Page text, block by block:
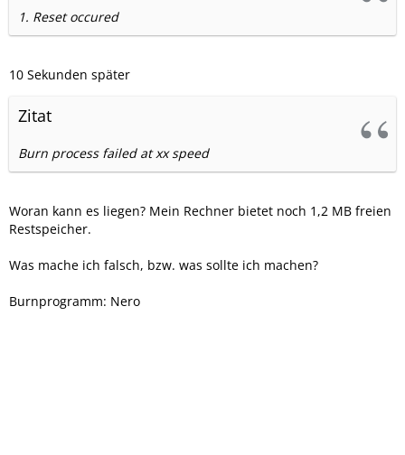
1. Reset occured
10 Sekunden später
Zitat
Burn process failed at xx speed
Woran kann es liegen? Mein Rechner bietet noch 1,2 MB freien
Restspeicher.
Was mache ich falsch, bzw. was sollte ich machen?
Burnprogramm: Nero